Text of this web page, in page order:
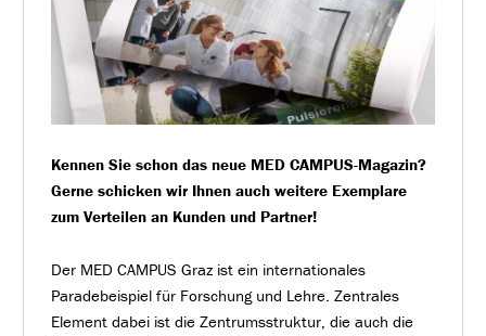
Kennen Sie schon das neue MED CAMPUS-Magazin?
Gerne schicken wir Ihnen auch weitere Exemplare
zum Verteilen an Kunden und Partner!
Der MED CAMPUS Graz ist ein internationales
Paradebeispiel für Forschung und Lehre. Zentrales
Element dabei ist die Zentrumsstruktur, die auch die